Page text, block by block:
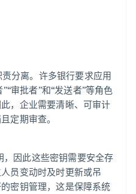
分离。许多银行要求应用
审批者”和“发送者”等角色
，企业需要清晰、可审计
定期审查。
，因此这些密钥需要安全存
员变动时及时更新或吊
密钥管理，这是保障系统